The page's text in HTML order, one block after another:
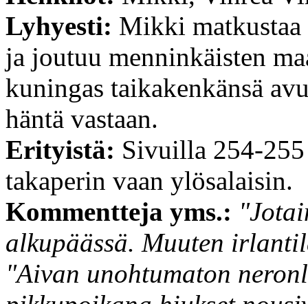
Lyhyesti: Mikki matkustaa
ja joutuu menninkäisten
kuningas taikakenkänsä
häntä vastaan.
Erityistä: Sivuilla 254-
takaperin vaan ylösalaisin.
Kommentteja yms.:
alkupäässä. Muuten
"Aivan unohtumaton